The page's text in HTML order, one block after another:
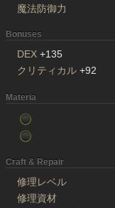
魔法防御力
Bonuses
DEX +135
クリティカル +92
Materia
Craft & Repair
修理レベル
修理資材